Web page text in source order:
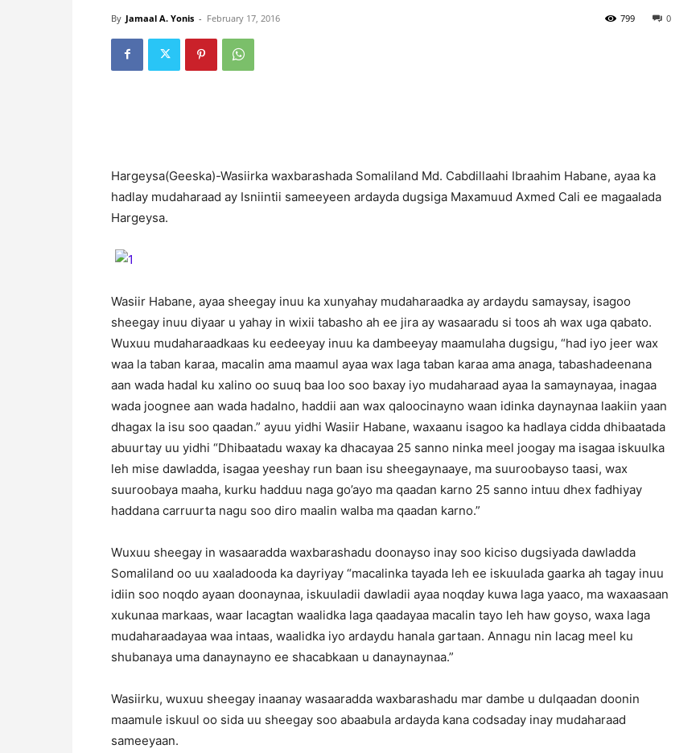
By Jamaal A. Yonis - February 17, 2016 0
799
Hargeysa(Geeska)-Wasiirka waxbarashada Somaliland Md. Cabdillaahi Ibraahim Habane, ayaa ka
hadlay mudaharaad ay Isniintii sameeyeen ardayda dugsiga Maxamuud Axmed Cali ee magaalada
Hargeysa.
Wasiir Habane, ayaa sheegay inuu ka xunyahay mudaharaadka ay ardaydu samaysay, isagoo
sheegay inuu diyaar u yahay in wixii tabasho ah ee jira ay wasaaradu si toos ah wax uga qabato.
Wuxuu mudaharaadkaas ku eedeeyay inuu ka dambeeyay maamulaha dugsigu, “had iyo jeer wax
waa la taban karaa, macalin ama maamul ayaa wax laga taban karaa ama anaga, tabashadeenana
aan wada hadal ku xalino oo suuq baa loo soo baxay iyo mudaharaad ayaa la samaynayaa, inagaa
wada joognee aan wada hadalno, haddii aan wax qaloocinayno waan idinka daynaynaa laakiin yaan
dhagax la isu soo qaadan.” ayuu yidhi Wasiir Habane, waxaanu isagoo ka hadlaya cidda dhibaatada
abuurtay uu yidhi “Dhibaatadu waxay ka dhacayaa 25 sanno ninka meel joogay ma isagaa iskuulka
leh mise dawladda, isagaa yeeshay run baan isu sheegaynaaye, ma suuroobayso taasi, wax
suuroobaya maaha, kurku hadduu naga go’ayo ma qaadan karno 25 sanno intuu dhex fadhiyay
haddana carruurta nagu soo diro maalin walba ma qaadan karno.”
Wuxuu sheegay in wasaaradda waxbarashadu doonayso inay soo kiciso dugsiyada dawladda
Somaliland oo uu xaaladooda ka dayriyay “macalinka tayada leh ee iskuulada gaarka ah tagay inuu
idiin soo noqdo ayaan doonaynaa, iskuuladii dawladii ayaa noqday kuwa laga yaaco, ma waxaasaan
xukunaa markaas, waar lacagtan waalidka laga qaadayaa macalin tayo leh haw goyso, waxa laga
mudaharaadayaa waa intaas, waalidka iyo ardaydu hanala gartaan. Annagu nin lacag meel ku
shubanaya uma danaynayno ee shacabkaan u danaynaynaa.”
Wasiirku, wuxuu sheegay inaanay wasaaradda waxbarashadu mar dambe u dulqaadan doonin
maamule iskuul oo sida uu sheegay soo abaabula ardayda kana codsaday inay mudaharaad
sameeyaan.